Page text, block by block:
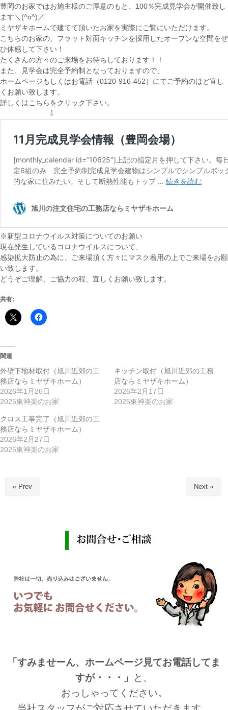
豊岡のお家ではお施主様のご厚意のもと、100％完成見学会が開催致し
ます＼(^o^)／
ミヤザキホームで建てて頂いたお家を実際にご覧にいただけます。
こちらのお家の、フラット対面キッチンを採用したオープンな空間をぜ
ひ体感して下さい！
たくさんの方々のご来場をお待ちしております！！
また、見学会は完全予約制となっておりますので、
ホームページもしくはお電話（0120-916-452）にてご予約のほど宜し
くお願い致します。
詳しくはこちらをクリック下さい。
⇩
※新型コロナウイルス対策についてのお願い
現在発生しているコロナウイルスについて、
感染拡大防止の為に、ご来場頂く方々にマスク着用の上でご来場をお願
い致します。
どうぞご理解、ご協力の程、宜しくお願い致します。
共有:
関連
外壁下地材取付（旭川近郊の工
務店ならミヤザキホーム）
2026年1月26日
2025東神楽のお家
キッチン取付（旭川近郊の工務
店ならミヤザキホーム）
2026年2月17日
2025東神楽のお家
クロス工事完了（旭川近郊の工
務店ならミヤザキホーム）
2026年2月27日
2025東神楽のお家
« Prev Next »
「すみませーん、ホームページ見てお電話してま
すが・・・」
と、
おっしゃってください。